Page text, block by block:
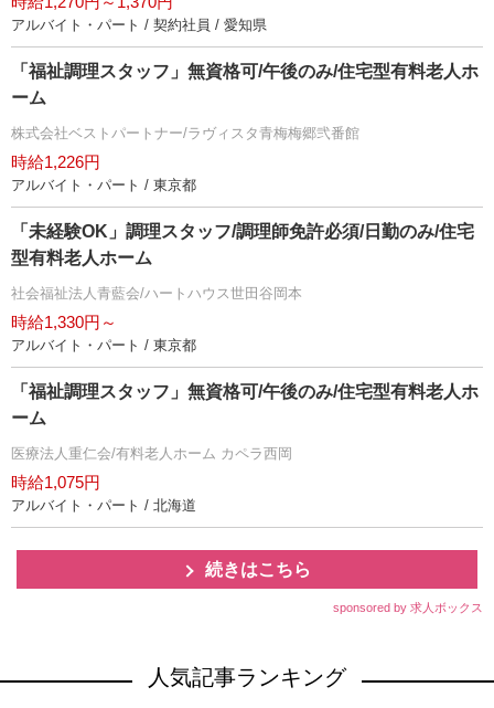
アルバイト・パート / 契約社員 / 愛知県
「福祉調理スタッフ」無資格可/午後のみ/住宅型有料老人ホ
ーム
株式会社ベストパートナー/ラヴィスタ青梅梅郷弐番館
時給1,226円
アルバイト・パート / 東京都
「未経験OK」調理スタッフ/調理師免許必須/日勤のみ/住宅
型有料老人ホーム
社会福祉法人青藍会/ハートハウス世田谷岡本
時給1,330円～
アルバイト・パート / 東京都
「福祉調理スタッフ」無資格可/午後のみ/住宅型有料老人ホ
ーム
医療法人重仁会/有料老人ホーム カペラ西岡
時給1,075円
アルバイト・パート / 北海道
続きはこちら
sponsored by 求人ボックス
人気記事ランキング